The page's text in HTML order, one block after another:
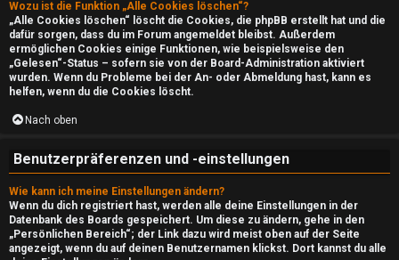
n
b
e
a
n
t
w
o
Wozu ist die Funktion „Alle Cookies löschen“?
„Alle Cookies löschen“ löscht die Cookies, die phpBB erstellt hat und die
dafür sorgen, dass du im Forum angemeldet bleibst. Außerdem
ermöglichen Cookies einige Funktionen, wie beispielsweise den
„Gelesen“-Status – sofern sie von der Board-Administration aktiviert
wurden. Wenn du Probleme bei der An- oder Abmeldung hast, kann es
helfen, wenn du die Cookies löscht.
Nach oben
Benutzerpräferenzen und -einstellungen
Wie kann ich meine Einstellungen ändern?
Wenn du dich registriert hast, werden alle deine Einstellungen in der
Datenbank des Boards gespeichert. Um diese zu ändern, gehe in den
„Persönlichen Bereich“; der Link dazu wird meist oben auf der Seite
angezeigt, wenn du auf deinen Benutzernamen klickst. Dort kannst du alle
l
a
y
↳
e
P